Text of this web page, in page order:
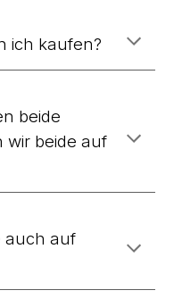
ich kaufen?
beide
wir beide auf
auch auf